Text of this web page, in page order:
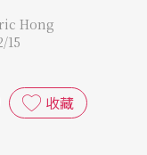
Hong
15
收藏